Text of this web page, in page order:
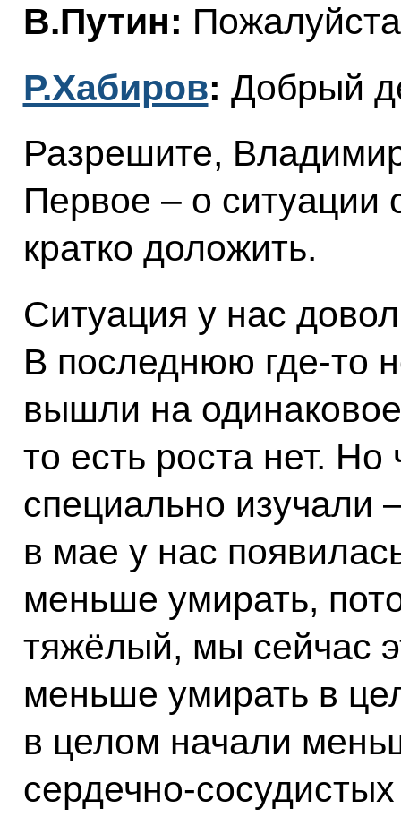
В.Путин:
Р.Хабиров: Добрый
Разрешите,
Первое – о ситуации
кратко доложить.
Ситуация у нас
В последнюю где-то
вышли на
то есть роста нет.
специально изучали
в мае у нас
меньше умирать,
тяжёлый, мы сейчас
меньше умирать в
в целом начали
сердечно-